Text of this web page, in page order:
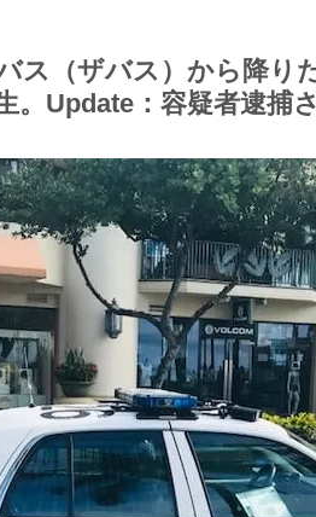
ス（ザバス）から降り
。Update：容疑者逮捕